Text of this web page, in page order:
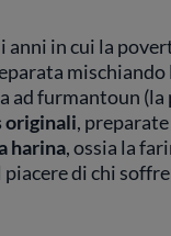
anni in cui la
ad furmantoun (la
,
harina, ossia la
di chi